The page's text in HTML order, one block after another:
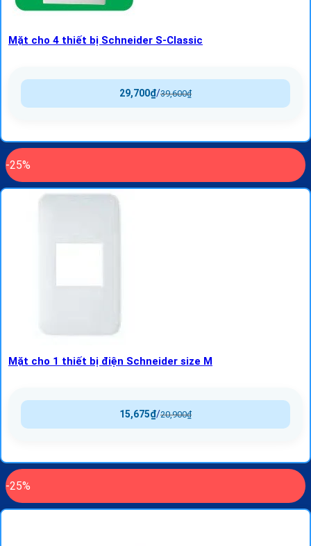
Mặt cho 4 thiết bị Schneider S-Classic
39,600₫
/
29,700₫
-25%
Mặt cho 1 thiết bị điện Schneider size M
20,900₫
/
15,675₫
-25%